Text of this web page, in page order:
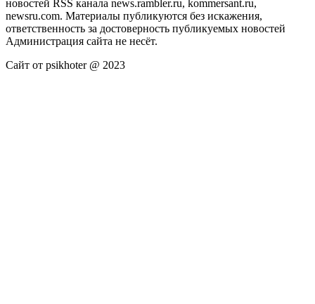
новостей RSS канала news.rambler.ru, kommersant.ru,
newsru.com. Материалы публикуются без искажения,
ответственность за достоверность публикуемых новостей
Администрация сайта не несёт.
Сайт от psikhoter @ 2023